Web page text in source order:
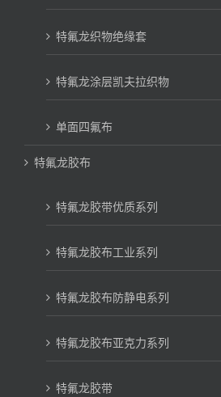
特氟龙织物绝缘套
特氟龙涂层凯夫拉织物
单面四氟布
特氟龙胶布
特氟龙胶带优质系列
特氟龙胶布工业系列
特氟龙胶布防静电系列
特氟龙胶布亚克力系列
特氟龙胶带